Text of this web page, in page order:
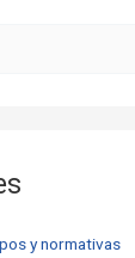
y normativas